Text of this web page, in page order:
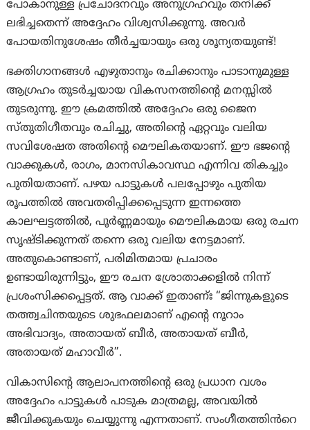
പോകാനുള്ള പ്രചോദനവും അനുഗ്രഹവും തനിക്ക്
ലഭിച്ചതെന്ന് അദ്ദേഹം വിശ്വസിക്കുന്നു. അവർ
പോയതിനുശേഷം തീർച്ചയായും ഒരു ശൂന്യതയുണ്ട്!
ഭക്തിഗാനങ്ങൾ എഴുതാനും രചിക്കാനും പാടാനുമുള്ള
ആഗ്രഹം തുടർച്ചയായ വികസനത്തിന്റെ മനസ്സിൽ
തുടരുന്നു. ഈ ക്രമത്തിൽ അദ്ദേഹം ഒരു ജൈന
സ്തുതിഗീതവും രചിച്ചു, അതിൻ്റെ ഏറ്റവും വലിയ
സവിശേഷത അതിൻ്റെ മൌലികതയാണ്. ഈ ഭജന്റെ
വാക്കുകൾ, രാഗം, മാനസികാവസ്ഥ എന്നിവ തികച്ചും
പുതിയതാണ്. പഴയ പാട്ടുകൾ പലപ്പോഴും പുതിയ
രൂപത്തിൽ അവതരിപ്പിക്കപ്പെടുന്ന ഇന്നത്തെ
കാലഘട്ടത്തിൽ, പൂർണ്ണമായും മൌലികമായ ഒരു രചന
സൃഷ്ടിക്കുന്നത് തന്നെ ഒരു വലിയ നേട്ടമാണ്.
അതുകൊണ്ടാണ്, പരിമിതമായ പ്രചാരം
ഉണ്ടായിരുന്നിട്ടും, ഈ രചന ശ്രോതാക്കളിൽ നിന്ന്
പ്രശംസിക്കപ്പെട്ടത്. ആ വാക്ക് ഇതാണ്ഃ “ജിന്നുകളുടെ
തത്ത്വചിന്തയുടെ ശുഭഫലമാണ് എന്റെ നൂറാം
അഭിവാദ്യം, അതായത് ബീർ, അതായത് ബീർ,
അതായത് മഹാവീർ”.
വികാസിന്റെ ആലാപനത്തിന്റെ ഒരു പ്രധാന വശം
അദ്ദേഹം പാട്ടുകൾ പാടുക മാത്രമല്ല, അവയിൽ
ജീവിക്കുകയും ചെയ്യുന്നു എന്നതാണ്. സംഗീതത്തിൻറെ